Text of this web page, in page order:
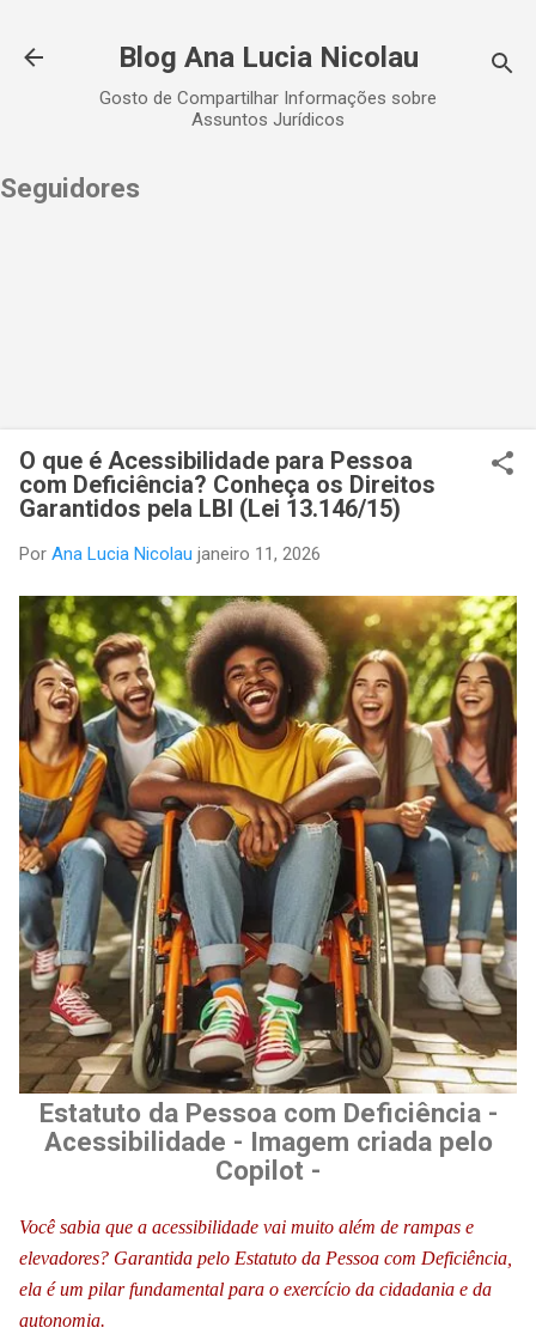
Blog Ana Lucia Nicolau
Gosto de Compartilhar Informações sobre
Assuntos Jurídicos
Seguidores
O que é Acessibilidade para Pessoa
com Deficiência? Conheça os Direitos
Garantidos pela LBI (Lei 13.146/15)
Por Ana Lucia Nicolau janeiro 11, 2026
Estatuto da Pessoa com Deficiência -
Acessibilidade - Imagem criada pelo
Copilot -
Você sabia que a acessibilidade vai muito além de rampas e
elevadores? Garantida pelo Estatuto da Pessoa com Deficiência,
ela é um pilar fundamental para o exercício da cidadania e da
autonomia.